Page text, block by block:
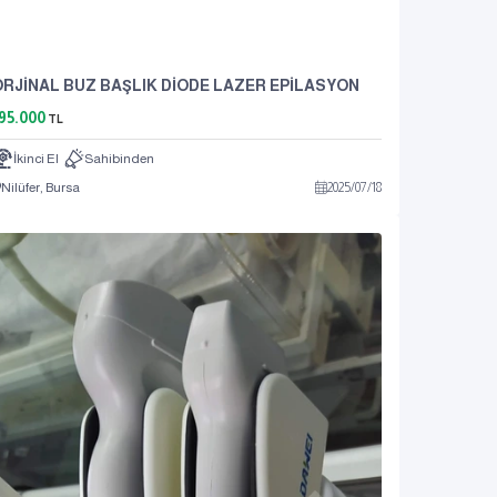
BUZ BAŞLIK DİODE LAZER EPİLASYON
TL
İkinci El
Sahibinden
Nilüfer, Bursa
2025/07/18